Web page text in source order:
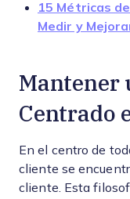
15 Métricas
Medir y
Mantener
Centrado
En el centro de
cliente se
cliente. Esta